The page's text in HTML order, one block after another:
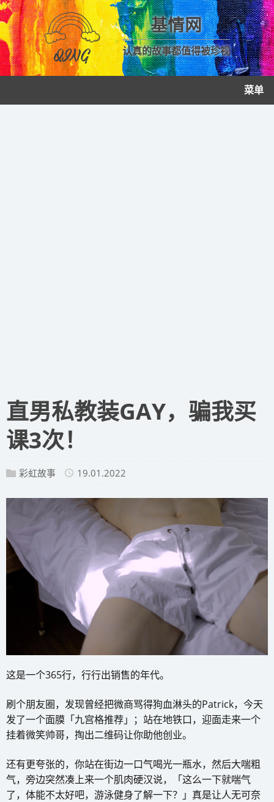
基情网
认真的故事都值得被珍视
菜单
直男私教装GAY，骗我买
课3次！
彩虹故事 19.01.2022
这是一个365行，行行出销售的年代。
刷个朋友圈，发现曾经把微商骂得狗血淋头的Patrick，今天
发了一个面膜「九宫格推荐」；站在地铁口，迎面走来一个
挂着微笑帅哥，掏出二维码让你助他创业。
还有更夸张的，你站在街边一口气喝光一瓶水，然后大喘粗
气，旁边突然凑上来一个肌肉硬汉说，「这么一下就喘气
了，体能不太好吧，游泳健身了解一下？」真是让人无可奈